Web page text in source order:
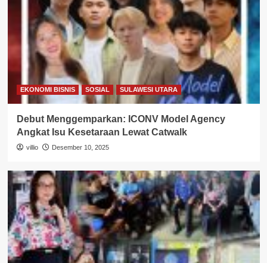
EKONOMI BISNIS SOSIAL SULAWESI UTARA
Debut Menggemparkan: ICONV Model Agency
Angkat Isu Kesetaraan Lewat Catwalk
villio Desember 10, 2025